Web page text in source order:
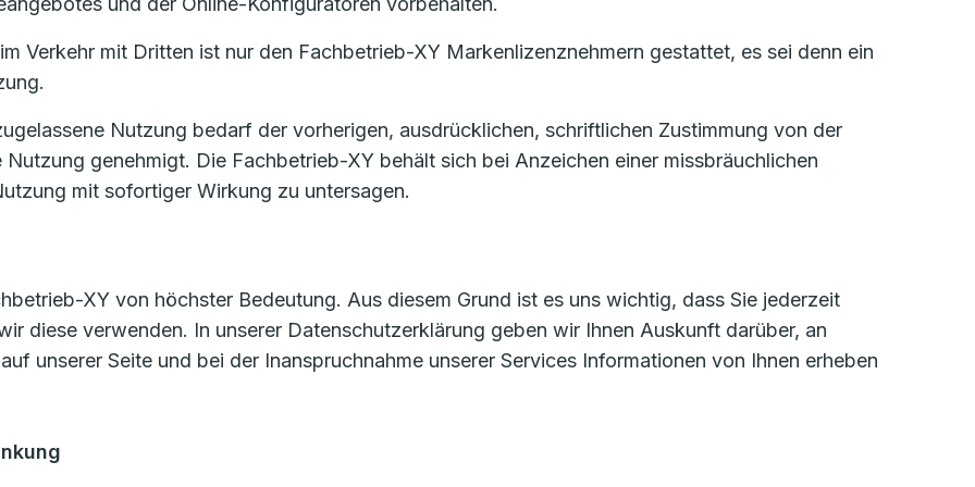
Verkehr mit Dritten ist nur den Fachbetrieb-XY Markenlizenznehmern gestattet, es sei denn ein
Nutzung bedarf der vorherigen, ausdrücklichen, schriftlichen Zustimmung von der
genehmigt. Die Fachbetrieb-XY behält sich bei Anzeichen einer missbräuchlichen
mit sofortiger Wirkung zu untersagen.
XY von höchster Bedeutung. Aus diesem Grund ist es uns wichtig, dass Sie jederzeit
diese verwenden. In unserer Datenschutzerklärung geben wir Ihnen Auskunft darüber, an
unserer Seite und bei der Inanspruchnahme unserer Services Informationen von Ihnen erheben